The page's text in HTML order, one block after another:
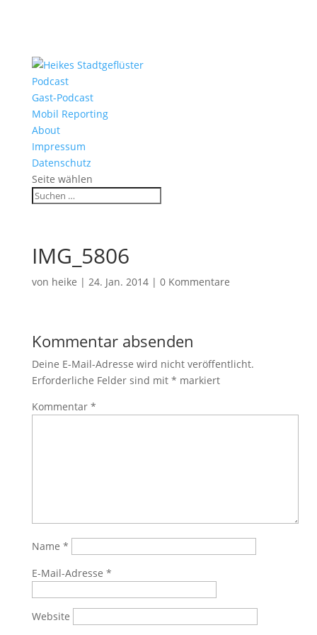
Podcast
Gast-Podcast
Mobil Reporting
About
Impressum
Datenschutz
Seite wählen
IMG_5806
von heike | 24. Jan. 2014| 0 Kommentare
Kommentar absenden
Deine E-Mail-Adresse wird nicht veröffentlicht.
Erforderliche Felder sind mit * markiert
Kommentar *
Name *
E-Mail-Adresse *
Website